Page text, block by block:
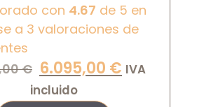
con 4.67 de 5 en
a 3 valoraciones de
€ 6.095,00 € IVA
incluido